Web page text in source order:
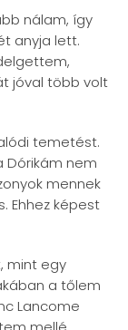
nálam, így
anyja lett.
jóval több volt
temetést.
Dórikám nem
mennek
Ehhez képest
mint egy
a tőlem
Lancome